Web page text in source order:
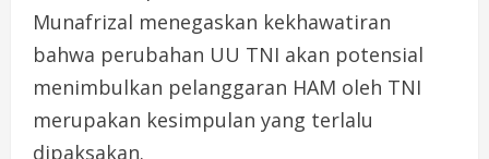
Munafrizal menegaskan kekhawatiran
bahwa perubahan UU TNI akan potensial
menimbulkan pelanggaran HAM oleh TNI
merupakan kesimpulan yang terlalu
dipaksakan.